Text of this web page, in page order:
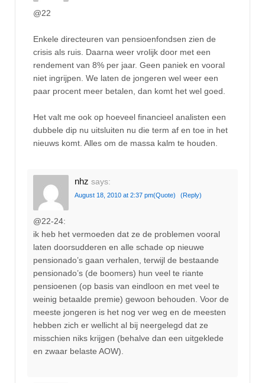
@22
Enkele directeuren van pensioenfondsen zien de
crisis als ruis. Daarna weer vrolijk door met een
rendement van 8% per jaar. Geen paniek en vooral
niet ingrijpen. We laten de jongeren wel weer een
paar procent meer betalen, dan komt het wel goed.
Het valt me ook op hoeveel financieel analisten een
dubbele dip nu uitsluiten nu die term af en toe in het
nieuws komt. Alles om de massa kalm te houden.
nhz says:
August 18, 2010 at 2:37 pm(Quote) (Reply)
@22-24:
ik heb het vermoeden dat ze de problemen vooral
laten doorsudderen en alle schade op nieuwe
pensionado’s gaan verhalen, terwijl de bestaande
pensionado’s (de boomers) hun veel te riante
pensioenen (op basis van eindloon en met veel te
weinig betaalde premie) gewoon behouden. Voor de
meeste jongeren is het nog ver weg en de meesten
hebben zich er wellicht al bij neergelegd dat ze
misschien niks krijgen (behalve dan een uitgeklede
en zwaar belaste AOW).